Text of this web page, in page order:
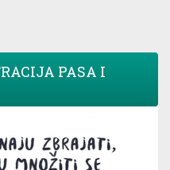
PASA I